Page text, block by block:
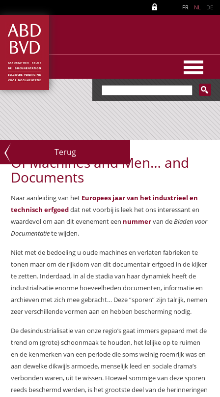
FR NL DE
Terug
Of Machines and Men… and
Documents
Naar aanleiding van het Europees jaar van het industrieel en
technisch erfgoeddat net voorbij is leek het ons interessant en
waardevol om aan dit evenement een nummervan deBladen voor
Documentatiete wijden.
Niet met de bedoeling u oude machines en verlaten fabrieken te
tonen maar om de rijkdom van dit documentair erfgoed in de kijker
te zetten. Inderdaad, in al de stadia van haar dynamiek heeft de
industrialisatie enorme hoeveelheden documenten, informatie en
archieven met zich mee gebracht… Deze “sporen” zijn talrijk, nemen
zeer verschillende vormen aan en hebben bescherming nodig.
De desindustrialisatie van onze regio’s gaat immers gepaard met de
trend om (grote) schoonmaak te houden, het lelijke op te ruimen
en de kenmerken van een periode die soms weinig roemrijk was en
aan dewelke dikwijls armoede, menselijk leed en sociale drama’s
verbonden waren, uit te wissen. Hoewel sommige van deze sporen
reeds beschermd werden, is het grootste deel van de herinneringen